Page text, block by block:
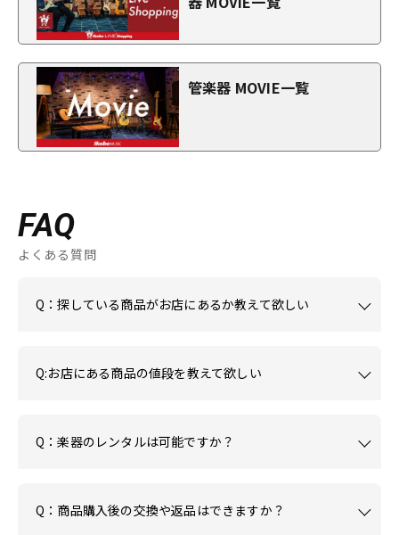
管楽器 MOVIE一覧
FAQ
よくある質問
Q：探している商品がお店にあるか教えて欲しい
Q:お店にある商品の値段を教えて欲しい
Q：楽器のレンタルは可能ですか？
Q：商品購入後の交換や返品はできますか？